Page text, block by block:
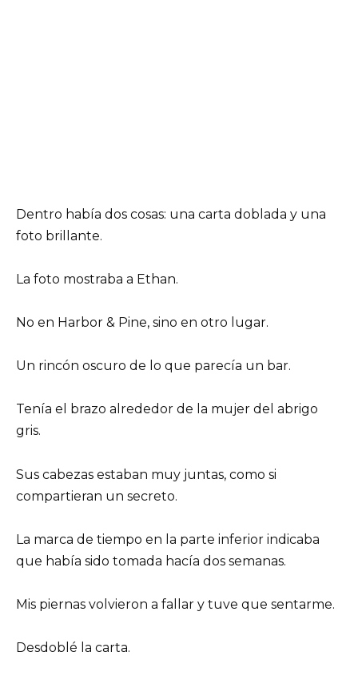
Dentro había dos cosas: una carta doblada y una
foto brillante.
La foto mostraba a Ethan.
No en Harbor & Pine, sino en otro lugar.
Un rincón oscuro de lo que parecía un bar.
Tenía el brazo alrededor de la mujer del abrigo
gris.
Sus cabezas estaban muy juntas, como si
compartieran un secreto.
La marca de tiempo en la parte inferior indicaba
que había sido tomada hacía dos semanas.
Mis piernas volvieron a fallar y tuve que sentarme.
Desdoblé la carta.